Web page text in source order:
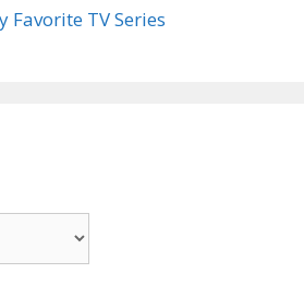
Favorite TV Series